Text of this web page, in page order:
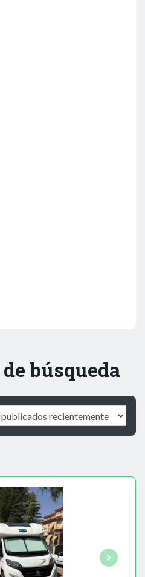
búsqueda